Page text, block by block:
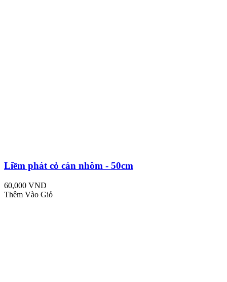
Liềm phát cỏ cán nhôm - 50cm
60,000 VND
Thêm Vào Giỏ